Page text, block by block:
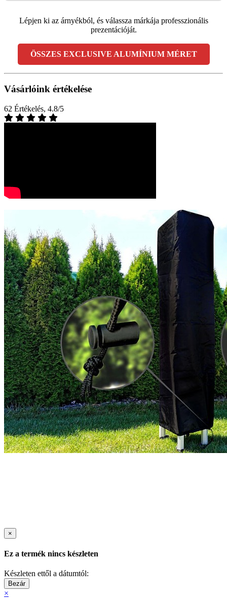
Lépjen ki az árnyékból, és válassza márkája professzionális
prezentációját.
ÖSSZES EXCLUSIVE ALUMÍNIUM MÉRET
Vásárlóink értékelése
62 Értékelés, 4.8/5
×
Ez a termék nincs készleten
Készleten ettől a dátumtól:
Bezár
×